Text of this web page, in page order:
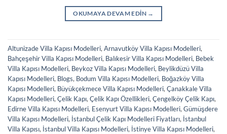
OKUMAYA DEVAM EDIN →
Altunizade Villa Kapısı Modelleri, Arnavutköy Villa Kapısı Modelleri,
Bahçeşehir Villa Kapısı Modelleri, Balıkesir Villa Kapısı Modelleri, Bebek
Villa Kapısı Modelleri, Beykoz Villa Kapısı Modelleri, Beylikdüzü Villa
Kapısı Modelleri, Blogs, Bodum Villa Kapısı Modelleri, Boğazköy Villa
Kapısı Modelleri, Büyükçekmece Villa Kapısı Modelleri, Çanakkale Villa
Kapısı Modelleri, Çelik Kapı, Çelik Kapı Özellikleri, Çengelköy Çelik Kapı,
Edirne Villa Kapısı Modelleri, Esenyurt Villa Kapısı Modelleri, Gümüşdere
Villa Kapısı Modelleri, İstanbul Çelik Kapı Modelleri Fiyatları, İstanbul
Villa Kapısı, İstanbul Villa Kapısı Modelleri, İstinye Villa Kapısı Modelleri,